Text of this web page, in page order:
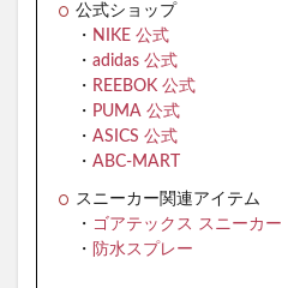
公式ショップ
・ NIKE 公式
・ adidas 公式
・ REEBOK 公式
・ PUMA 公式
・ ASICS 公式
・ ABC-MART
スニーカー関連アイテム
・ ゴアテックス スニーカー
・ 防水スプレー